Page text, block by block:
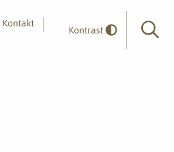
Kontakt
Kontrast